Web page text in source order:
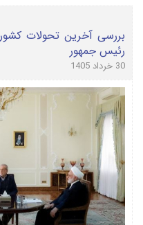
بررسی آخرین تحولات
رئیس جمهور
30 خرداد 1405